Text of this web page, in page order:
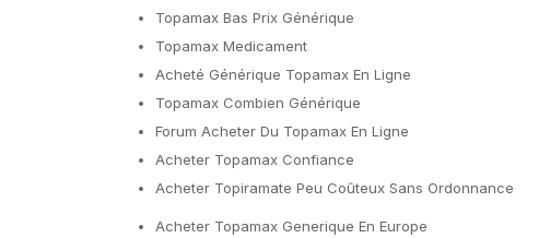
Topamax Bas Prix Générique
Topamax Medicament
Acheté Générique Topamax En Ligne
Topamax Combien Générique
Forum Acheter Du Topamax En Ligne
Acheter Topamax Confiance
Acheter Topiramate Peu Coûteux Sans Ordonnance
Acheter Topamax Generique En Europe